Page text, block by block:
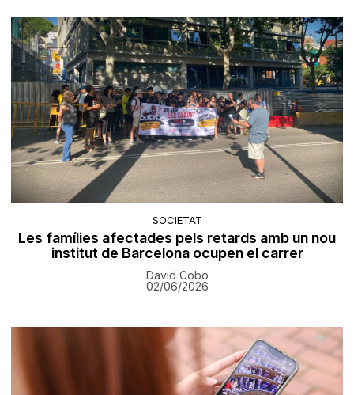
SOCIETAT
Les famílies afectades pels retards amb un nou
institut de Barcelona ocupen el carrer
David Cobo
02/06/2026